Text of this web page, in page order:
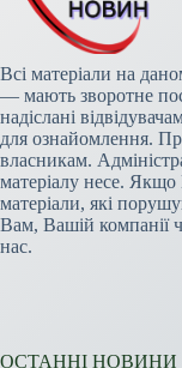
Всі матеріали на
— мають зворотне
надіслані
для ознайомлення.
власникам.
матеріалу несе.
матеріали, які
Вам, Вашій компанії
нас.
ОСТАННІ НОВИНИ